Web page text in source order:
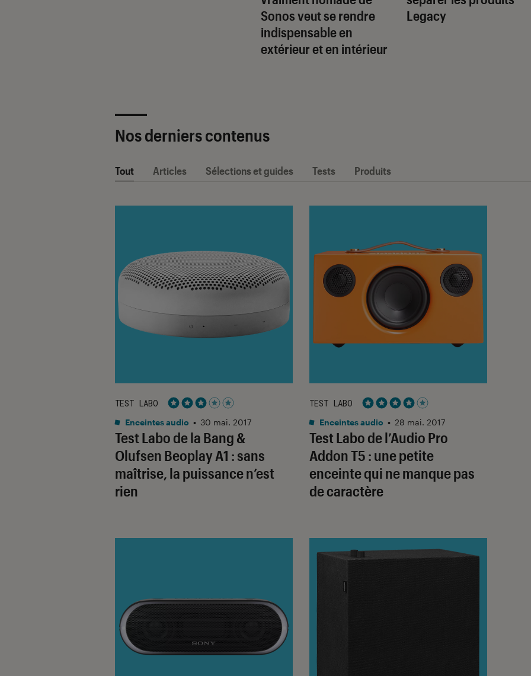
Sonos veut se rendre
indispensable en
extérieur et en intérieur
Legacy
Nos derniers contenus
Tout Articles Sélections et guides Tests Produits
Test Labo de la Bang &
Olufsen Beoplay A1 : sans
maîtrise, la puissance n’est
rien
TEST LABO
Noté 3 étoiles sur 5
Enceintes audio • 30 mai. 2017
Test Labo de l’Audio Pro
Addon T5 : une petite
enceinte qui ne manque pas
de caractère
TEST LABO
Noté 4 étoiles sur 5
Enceintes audio • 28 mai. 2017